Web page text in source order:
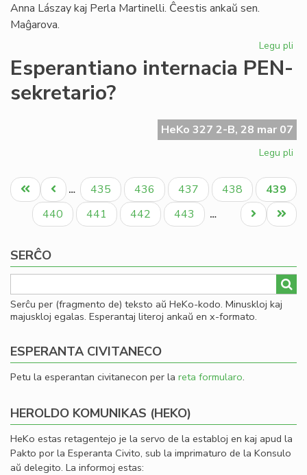
Anna Lászay kaj Perla Martinelli. Ĉeestis ankaŭ sen.
Maĝarova.
Legu pli
Esperantiano internacia PEN-
sekretario?
HeKo 327 2-B, 28 mar 07
Legu pli
Pagination
Unua
paĝo
Antaŭa
paĝo
… Paĝo
435 Paĝo
436 Paĝo
437 Paĝo
438
Aktuala
paĝo
439
Paĝo
440 Paĝo
441 Paĝo
442 Paĝo
443 …
Last
page
Next
page
SERĈO
Serĉu per (fragmento de) teksto aŭ HeKo-kodo. Minuskloj kaj
majuskloj egalas. Esperantaj literoj ankaŭ en x-formato.
ESPERANTA CIVITANECO
Petu la esperantan civitanecon per la reta formularo.
HEROLDO KOMUNIKAS (HEKO)
HeKo estas retagentejo je la servo de la establoj en kaj apud la
Pakto por la Esperanta Civito, sub la imprimaturo de la Konsulo
aŭ delegito. La informoj estas: